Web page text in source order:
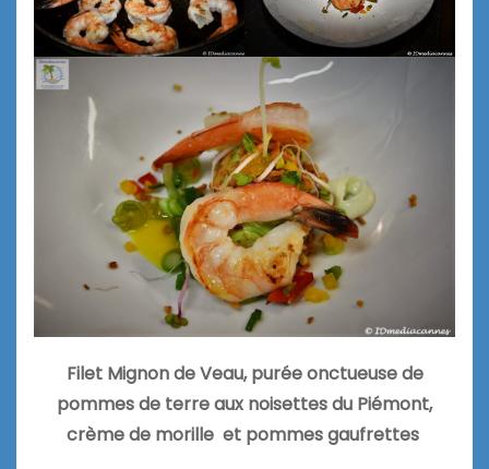
FiletMignon de Veau, purée onctueuse de
pommes de terre aux noisettes du Piémont,
crème de morille et pommes gaufrettes